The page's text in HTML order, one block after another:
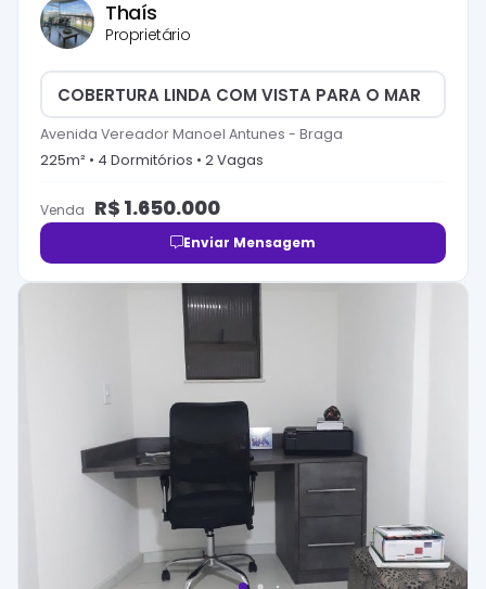
Thaís
Proprietário
COBERTURA LINDA COM VISTA PARA O MAR
Avenida Vereador Manoel Antunes - Braga
225m² • 4 Dormitórios • 2Vagas
Venda R$ 1.650.000
Enviar Mensagem